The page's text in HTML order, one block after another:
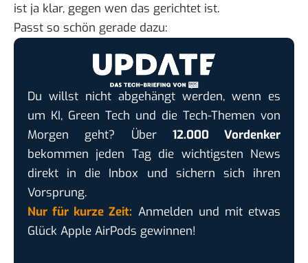
ist ja klar, gegen wen das gerichtet ist.
Passt so schön gerade dazu:
Du willst nicht abgehängt werden, wenn es
um KI, Green Tech und die Tech-Themen von
Morgen geht? Über 12.000 Vordenker
bekommen jeden Tag die wichtigsten News
direkt in die Inbox und sichern sich ihren
Vorsprung.
Nur für kurze Zeit: Anmelden und mit etwas
Glück Apple AirPods gewinnen!